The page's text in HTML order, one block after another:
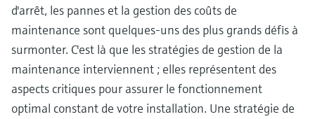
d'arrêt, les pannes et la gestion des coûts de
maintenance sont quelques-uns des plus grands défis à
surmonter. C'est là que les stratégies de gestion de la
maintenance interviennent ; elles représentent des
aspects critiques pour assurer le fonctionnement
optimal constant de votre installation. Une stratégie de